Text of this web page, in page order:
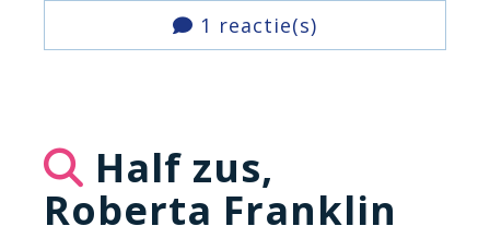
1 reactie(s)
Half zus,
Roberta Franklin